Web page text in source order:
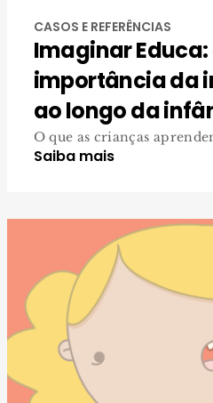
CASOS E REFERÊNCIAS
Imaginar
importância da
ao longo da
O que as crianças
Saiba mais